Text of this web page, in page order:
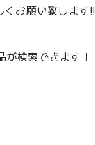
お願い致します‼️
検索できます！